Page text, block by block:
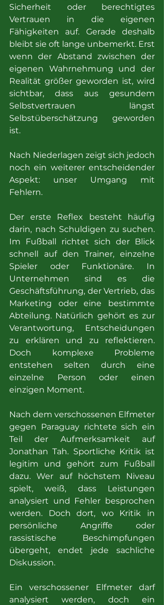
Sicherheit oder berechtigtes
Vertrauen in die eigenen
Fähigkeiten auf. Gerade deshalb
bleibt sie oft lange unbemerkt. Erst
wenn der Abstand zwischen der
eigenen Wahrnehmung und der
Realität größer geworden ist, wird
sichtbar, dass aus gesundem
Selbstvertrauen längst
Selbstüberschätzung geworden
ist.
Nach Niederlagen zeigt sich jedoch
noch ein weiterer entscheidender
Aspekt: unser Umgang mit
Fehlern.
Der erste Reflex besteht häufig
darin, nach Schuldigen zu suchen.
Im Fußball richtet sich der Blick
schnell auf den Trainer, einzelne
Spieler oder Funktionäre. In
Unternehmen sind es die
Geschäftsführung, der Vertrieb, das
Marketing oder eine bestimmte
Abteilung. Natürlich gehört es zur
Verantwortung, Entscheidungen
zu erklären und zu reflektieren.
Doch komplexe Probleme
entstehen selten durch eine
einzelne Person oder einen
einzigen Moment.
Nach dem verschossenen Elfmeter
gegen Paraguay richtete sich ein
Teil der Aufmerksamkeit auf
Jonathan Tah. Sportliche Kritik ist
legitim und gehört zum Fußball
dazu. Wer auf höchstem Niveau
spielt, weiß, dass Leistungen
analysiert und Fehler besprochen
werden. Doch dort, wo Kritik in
persönliche Angriffe oder
rassistische Beschimpfungen
übergeht, endet jede sachliche
Diskussion.
Ein verschossener Elfmeter darf
analysiert werden, doch ein